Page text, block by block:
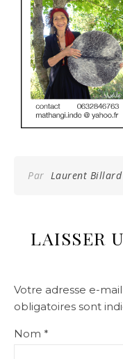
Par Laurent Billard
LAISSER
Votre adresse e-
obligatoires sont
Nom *